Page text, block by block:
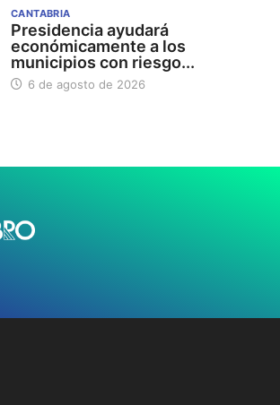
CANTABRIA
Presidencia ayudará
económicamente a los
municipios con riesgo...
6 de agosto de 2026